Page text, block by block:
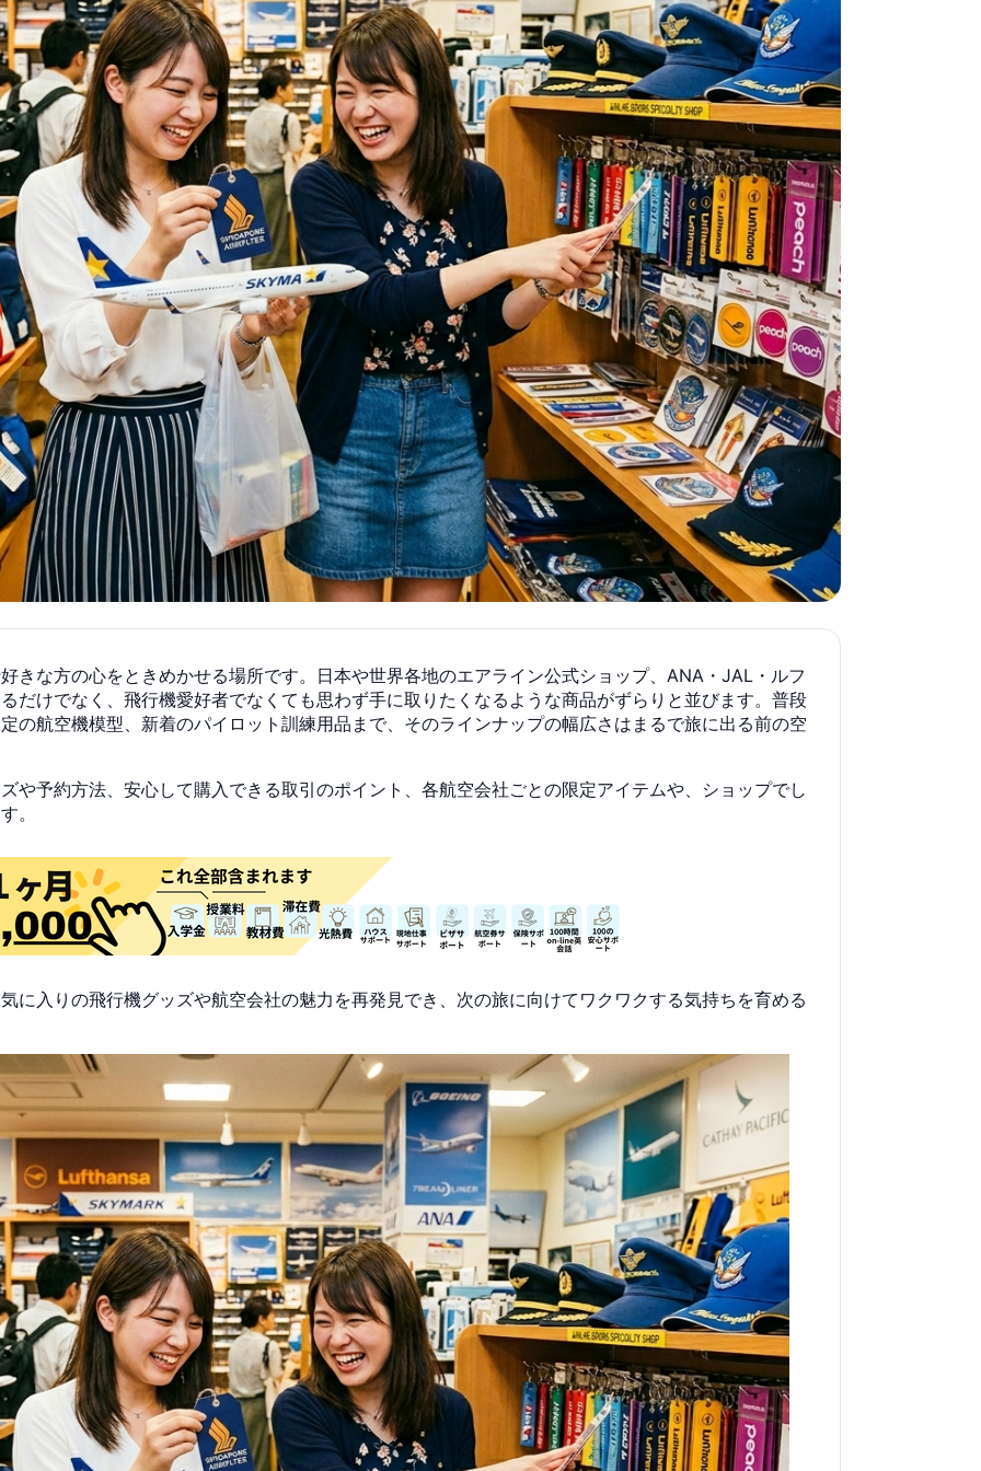
きな方の心をときめかせる場所です。日本や世界各地のエアライン公式ショップ、ANA・JAL・ルフ
だけでなく、飛行機愛好者でなくても思わず手に取りたくなるような商品がずらりと並びます。普段
の航空機模型、新着のパイロット訓練用品まで、そのラインナップの幅広さはまるで旅に出る前の空
や予約方法、安心して購入できる取引のポイント、各航空会社ごとの限定アイテムや、ショップでし
。
に入りの飛行機グッズや航空会社の魅力を再発見でき、次の旅に向けてワクワクする気持ちを育める